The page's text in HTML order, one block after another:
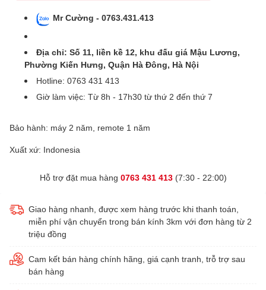
Mr Cường - 0763.431.413
Địa chỉ: Số 11, liền kề 12, khu đấu giá Mậu Lương,
Phường Kiến Hưng, Quận Hà Đông, Hà Nội
Hotline: 0763 431 413
Giờ làm việc: Từ 8h - 17h30 từ thứ 2 đến thứ 7
Bảo hành: máy 2 năm, remote 1 năm
Xuất xứ: Indonesia
Hỗ trợ đặt mua hàng 0763 431 413(7:30 - 22:00)
Giao hàng nhanh, được xem hàng trước khi thanh toán,
miễn phí vận chuyển trong bán kính 3km với đơn hàng từ 2
triệu đồng
Cam kết bán hàng chính hãng, giá cạnh tranh, trỗ trợ sau
bán hàng